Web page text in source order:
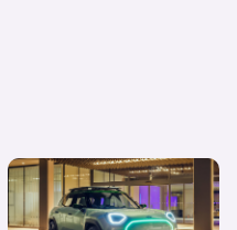
MINI Concept Aceman: el
primer prototipo de la